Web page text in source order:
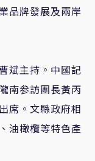
品牌發展及兩岸
斌主持。中國記
南参訪團長黃丙
席。文縣政府相
油橄欖等特色產